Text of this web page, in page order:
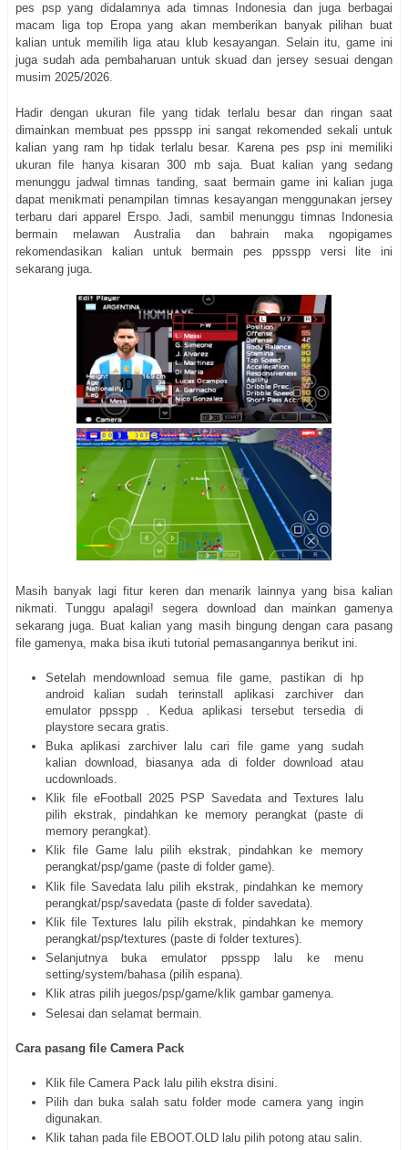
pes psp yang didalamnya ada timnas Indonesia dan juga berbagai
macam liga top Eropa yang akan memberikan banyak pilihan buat
kalian untuk memilih liga atau klub kesayangan. Selain itu, game ini
juga sudah ada pembaharuan untuk skuad dan jersey sesuai dengan
musim 2025/2026.
Hadir dengan ukuran file yang tidak terlalu besar dan ringan saat
dimainkan membuat pes ppsspp ini sangat rekomended sekali untuk
kalian yang ram hp tidak terlalu besar. Karena pes psp ini memiliki
ukuran file hanya kisaran 300 mb saja. Buat kalian yang sedang
menunggu jadwal timnas tanding, saat bermain game ini kalian juga
dapat menikmati penampilan timnas kesayangan menggunakan jersey
terbaru dari apparel Erspo. Jadi, sambil menunggu timnas Indonesia
bermain melawan Australia dan bahrain maka ngopigames
rekomendasikan kalian untuk bermain pes ppsspp versi lite ini
sekarang juga.
Masih banyak lagi fitur keren dan menarik lainnya yang bisa kalian
nikmati. Tunggu apalagi! segera download dan mainkan gamenya
sekarang juga. Buat kalian yang masih bingung dengan cara pasang
file gamenya, maka bisa ikuti tutorial pemasangannya berikut ini.
Setelah mendownload semua file game, pastikan di hp
android kalian sudah terinstall aplikasi zarchiver dan
emulator ppsspp . Kedua aplikasi tersebut tersedia di
playstore secara gratis.
Buka aplikasi zarchiver lalu cari file game yang sudah
kalian download, biasanya ada di folder download atau
ucdownloads.
Klik file eFootball 2025 PSP Savedata and Textures lalu
pilih ekstrak, pindahkan ke memory perangkat (paste di
memory perangkat).
Klik file Game lalu pilih ekstrak, pindahkan ke memory
perangkat/psp/game (paste di folder game).
Klik file Savedata lalu pilih ekstrak, pindahkan ke memory
perangkat/psp/savedata (paste di folder savedata).
Klik file Textures lalu pilih ekstrak, pindahkan ke memory
perangkat/psp/textures (paste di folder textures).
Selanjutnya buka emulator ppsspp lalu ke menu
setting/system/bahasa (pilih espana).
Klik atras pilih juegos/psp/game/klik gambar gamenya.
Selesai dan selamat bermain.
Cara pasang file Camera Pack
Klik file Camera Pack lalu pilih ekstra disini.
Pilih dan buka salah satu folder mode camera yang ingin
digunakan.
Klik tahan pada file EBOOT.OLD lalu pilih potong atau salin.